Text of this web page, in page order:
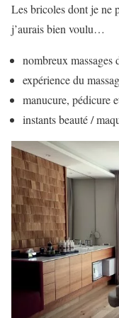
Les bricoles dont je ne
j’aurais bien voulu…
nombreux massages
expérience du
manucure, pédicure
instants beauté /